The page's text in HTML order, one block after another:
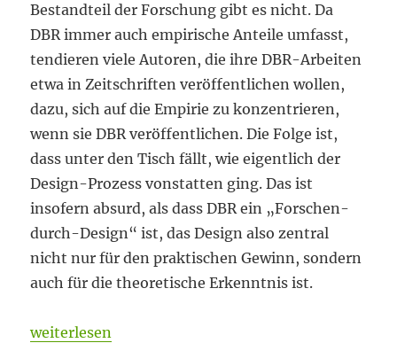
Bestandteil der Forschung gibt es nicht. Da
DBR immer auch empirische Anteile umfasst,
tendieren viele Autoren, die ihre DBR-Arbeiten
etwa in Zeitschriften veröffentlichen wollen,
dazu, sich auf die Empirie zu konzentrieren,
wenn sie DBR veröffentlichen. Die Folge ist,
dass unter den Tisch fällt, wie eigentlich der
Design-Prozess vonstatten ging. Das ist
insofern absurd, als dass DBR ein „Forschen-
durch-Design“ ist, das Design also zentral
nicht nur für den praktischen Gewinn, sondern
auch für die theoretische Erkenntnis ist.
„Ein Muss für DBR“
weiterlesen